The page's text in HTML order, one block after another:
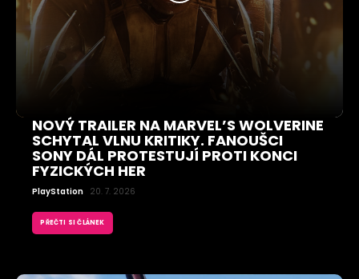
NOVÝ TRAILER NA MARVEL’S WOLVERINE
SCHYTAL VLNU KRITIKY. FANOUŠCI
SONY DÁL PROTESTUJÍ PROTI KONCI
FYZICKÝCH HER
PlayStation 20. 7. 2026
PŘEČTI SI ČLÁNEK